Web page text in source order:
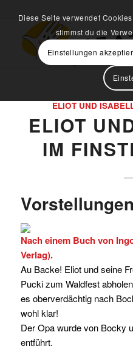
ELIOT UND
ELIOT
IM
Nach einem Buch von
Verlag).
Au Backe! Eliot und seine
Pucki zum Waldfest
es oberverdächtig nach
wohl klar!
Der Opa wurde von Bocky
entführt.
Diese Seite verwendet
stimmst du die
Einstellungen